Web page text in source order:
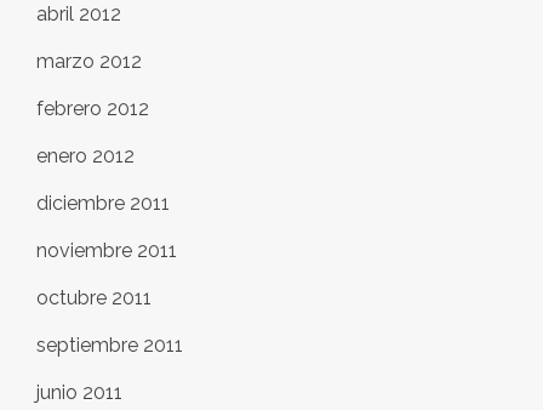
abril 2012
marzo 2012
febrero 2012
enero 2012
diciembre 2011
noviembre 2011
octubre 2011
septiembre 2011
junio 2011